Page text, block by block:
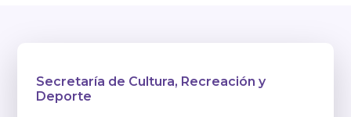
Secretaría de Cultura, Recreación y
Deporte